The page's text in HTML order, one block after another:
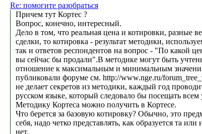
Re: помогите разобраться
Причем тут Кортес ?
Вопрос, конечно, интересный.
Дело в том, что реальная цена и котировки, разные
сделки, то котировка - результат методики,
так и ответов респондентов на вопрос - "По какой
вы сейчас бы продали".В методике могут быть
отношение к максимальным и минимальным
публиковали форуме см. http://www.nge.ru/
не делает секретов из методики, каждый год
русском языке, который следовало бы посещать
Методику Кортеса можно получить в Кортесе.
Что берется за базовую котировку? Обычно, это
себя, надо четко представлять, как образуется та
нет.